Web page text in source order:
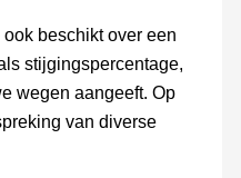
beschikt over een
stijgingspercentage,
wegen aangeeft. Op
van diverse